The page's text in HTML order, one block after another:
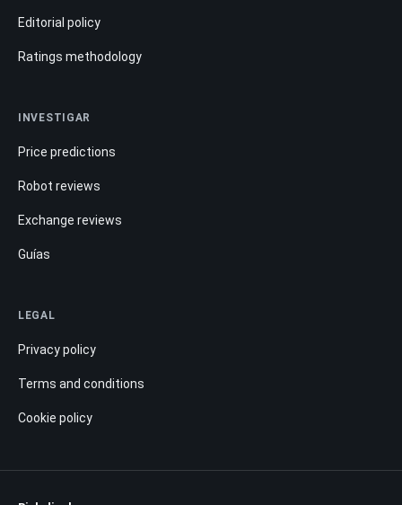
Editorial policy
Ratings methodology
INVESTIGAR
Price predictions
Robot reviews
Exchange reviews
Guías
LEGAL
Privacy policy
Terms and conditions
Cookie policy